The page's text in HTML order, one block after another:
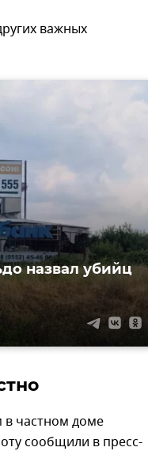
важных
назвал убийц
частном доме
сообщили в пресс-